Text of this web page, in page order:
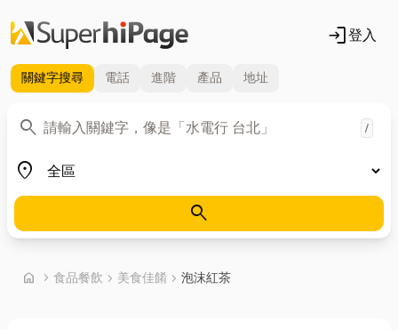
login登入
關鍵字搜尋 電話 進階 產品 地址
search
關鍵字 /
place
地區
search
home chevron_right 首頁
食品餐飲 chevron_right 美食佳餚 chevron_right 泡沫紅茶